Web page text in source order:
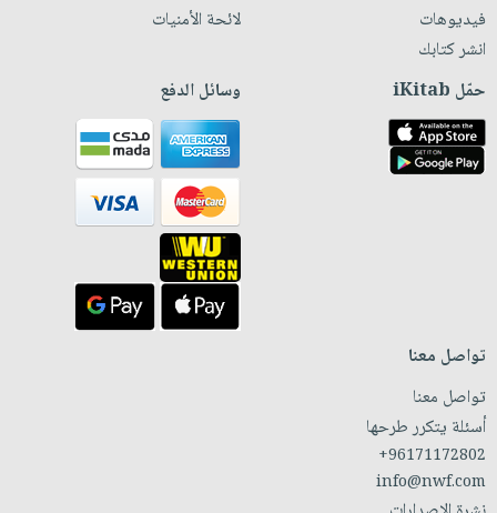
فيديوهات
انشر كتابك
لائحة الأمنيات
حمّل iKitab وسائل الدفع
تواصل معنا
تواصل معنا
أسئلة يتكرر طرحها
+96171172802
info@nwf.com